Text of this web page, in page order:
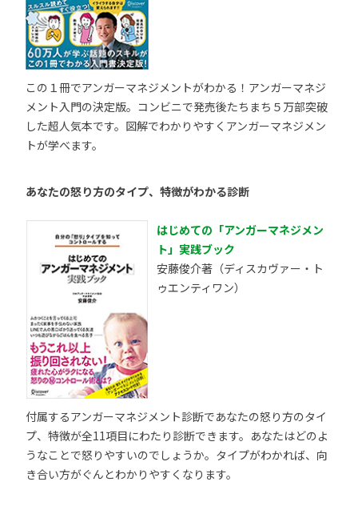
この１冊でアンガーマネジメントがわかる！アンガーマネジ
メント入門の決定版。コンビニで発売後たちまち５万部突破
した超人気本です。図解でわかりやすくアンガーマネジメン
トが学べます。
あなたの怒り方のタイプ、特徴がわかる診断
はじめての「アンガーマネジメン
ト」実践ブック
安藤俊介著（ディスカヴァー・ト
ゥエンティワン）
付属するアンガーマネジメント診断であなたの怒り方のタイ
プ、特徴が全11項目にわたり診断できます。あなたはどのよ
うなことで怒りやすいのでしょうか。タイプがわかれば、向
き合い方がぐんとわかりやすくなります。